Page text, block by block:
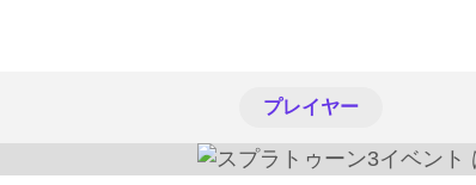
プレイヤー